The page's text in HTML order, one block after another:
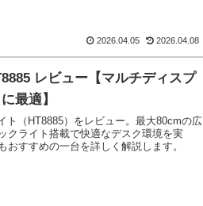
2026.04.05 2026.04.08
レビュー【マルチディスプ
最適】
ト（HT8885）をレビュー。最大80cmの広
クライト搭載で快適なデスク環境を実
おすすめの一台を詳しく解説します。